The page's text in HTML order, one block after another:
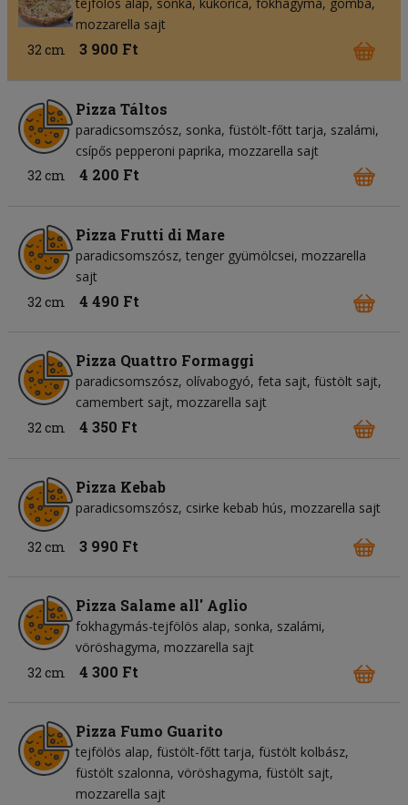
mozzarella sajt
32 cm
3 900 Ft
Pizza Táltos
paradicsomszósz sonka füstölt-főtt tarja szalámi
csípős pepperoni paprika mozzarella sajt
32 cm
4 200 Ft
Pizza Frutti di Mare
paradicsomszósz tenger gyümölcsei mozzarella
sajt
32 cm
4 490 Ft
Pizza Quattro Formaggi
paradicsomszósz olívabogyó feta sajt füstölt sajt
camembert sajt mozzarella sajt
32 cm
4 350 Ft
Pizza Kebab
paradicsomszósz csirke kebab hús mozzarella sajt
32 cm 3 990 Ft
Pizza Salame all' Aglio
fokhagymás-tejfölös alap sonka szalámi
vöröshagyma mozzarella sajt
32 cm
4 300 Ft
Pizza Fumo Guarito
tejfölös alap füstölt-főtt tarja füstölt kolbász
füstölt szalonna vöröshagyma füstölt sajt
mozzarella sajt